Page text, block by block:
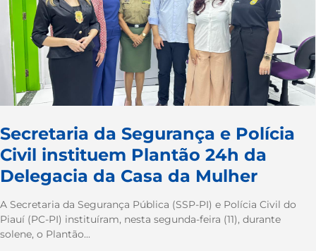
Secretaria da Segurança e Polícia
Civil instituem Plantão 24h da
Delegacia da Casa da Mulher
A Secretaria da Segurança Pública (SSP-PI) e Polícia Civil do
Piauí (PC-PI) instituíram, nesta segunda-feira (11), durante
solene, o Plantão...